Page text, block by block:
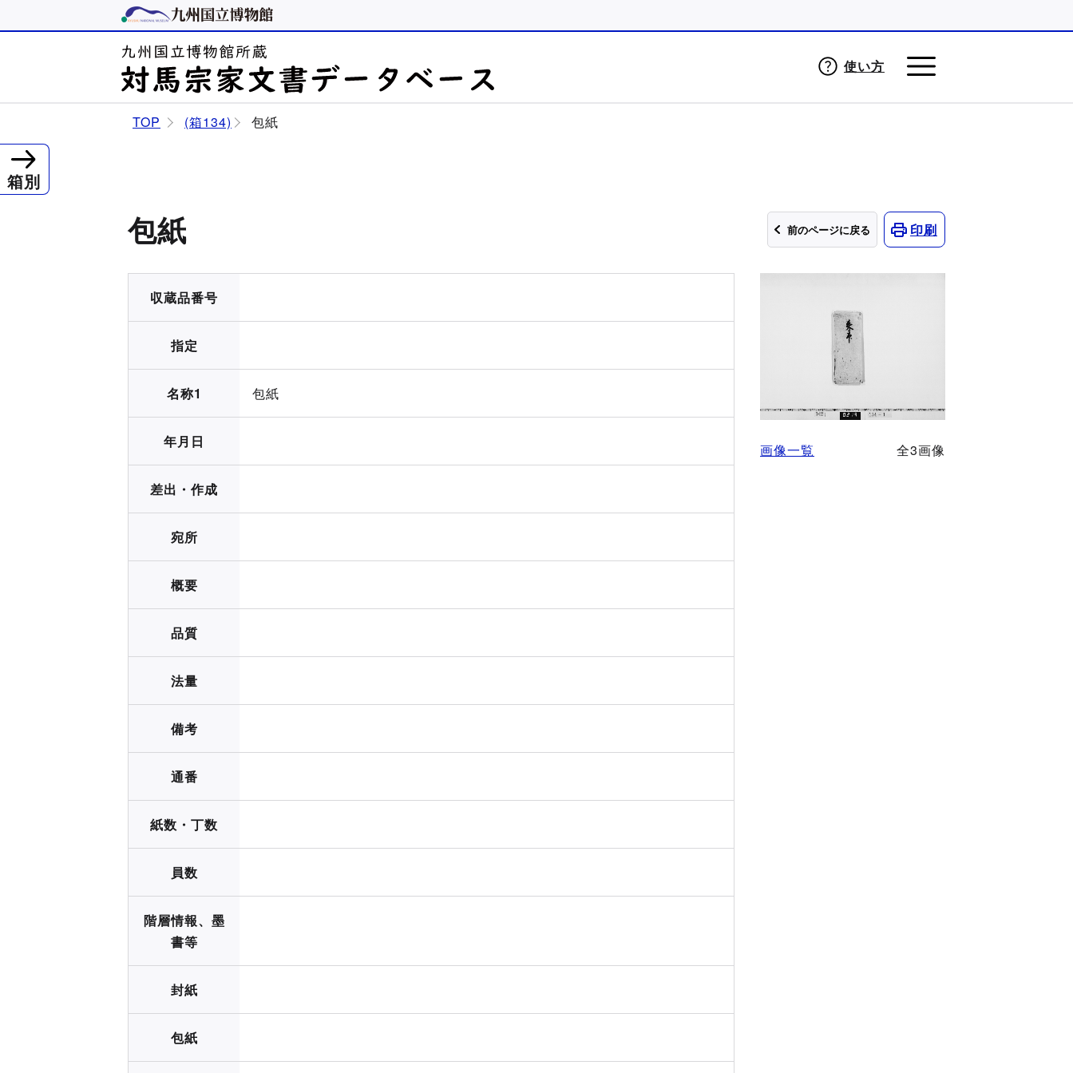
使い方
TOP (箱134) 包紙
前のページに戻る
包紙 印刷
画像一覧 全3画像
収蔵品番号
指定
名称1 包紙
年月日
差出・作成
宛所
概要
品質
法量
備考
通番
紙数・丁数
員数
階層情報、墨
書等
封紙
包紙
箱別